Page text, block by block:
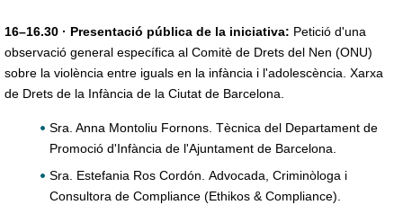
16–16.30 · Presentació pública de la iniciativa: Petició d'una
observació general específica al Comitè de Drets del Nen (ONU)
sobre la violència entre iguals en la infància i l'adolescència. Xarxa
de Drets de la Infància de la Ciutat de Barcelona.
Sra. Anna Montoliu Fornons. Tècnica del Departament de
Promoció d'Infància de l'Ajuntament de Barcelona.
Sra. Estefania Ros Cordón. Advocada, Criminòloga i
Consultora de Compliance (Ethikos & Compliance).